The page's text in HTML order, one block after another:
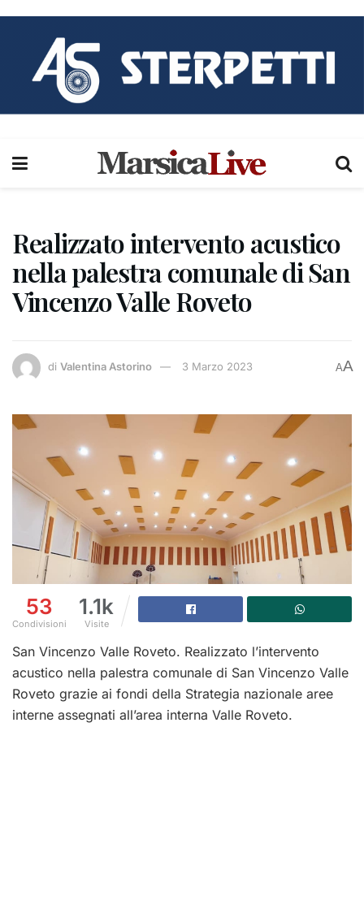
Realizzato intervento acustico
nella palestra comunale di San
Vincenzo Valle Roveto
di Valentina Astorino 3 Marzo 2023 AA
53
Condivisioni
1.1k
Visite
San Vincenzo Valle Roveto. Realizzato l’intervento
acustico nella palestra comunale di San Vincenzo Valle
Roveto grazie ai fondi della Strategia nazionale aree
interne assegnati all’area interna Valle Roveto.